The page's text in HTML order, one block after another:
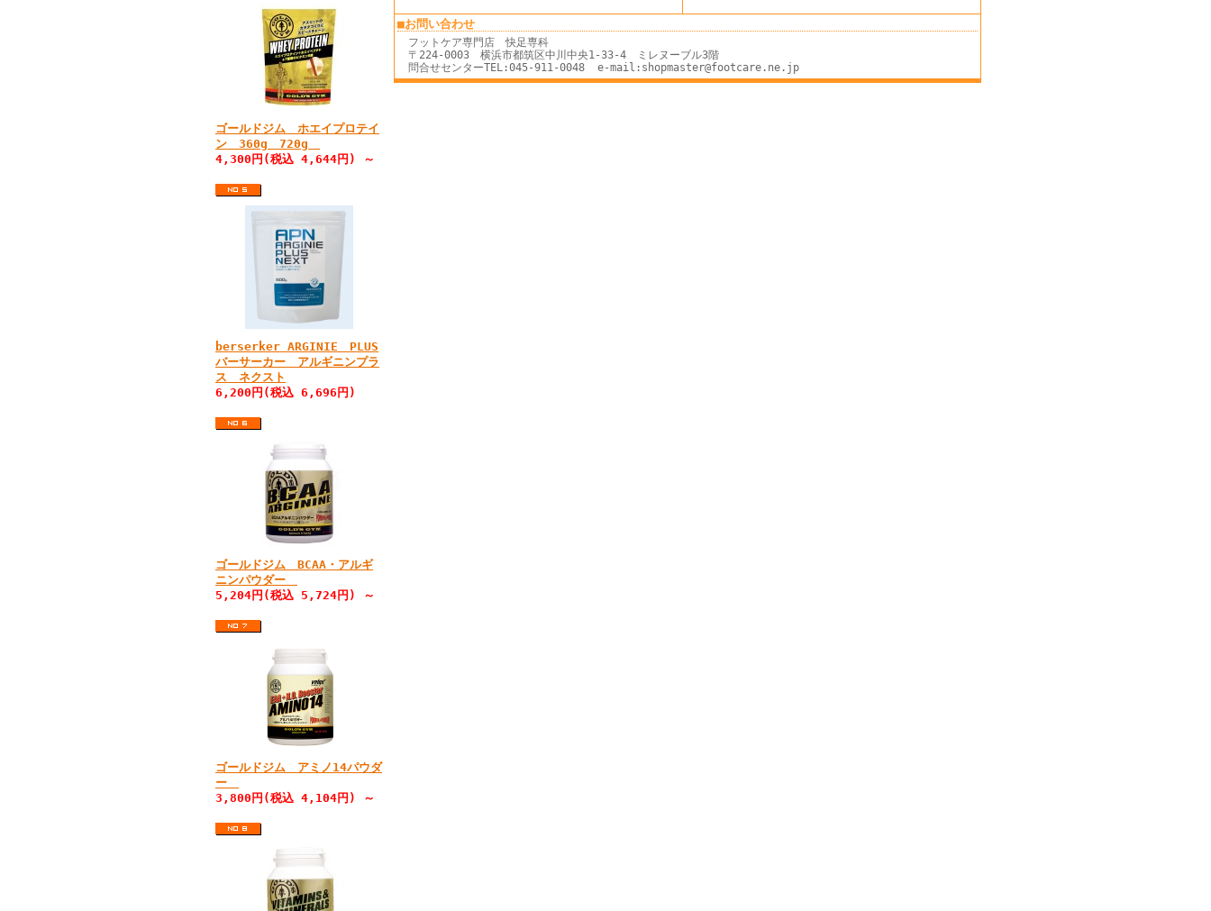
ゴールドジム ホエイプロテイ
ン 360g 720g
4,300円(税込 4,644円) ～
berserker ARGINIE PLUS
バーサーカー アルギニンプラ
ス ネクスト
6,200円(税込 6,696円)
ゴールドジム BCAA・アルギ
ニンパウダー
5,204円(税込 5,724円) ～
ゴールドジム アミノ14パウダ
ー
3,800円(税込 4,104円) ～
■お問い合わせ
フットケア専門店 快足専科
〒224-0003 横浜市都筑区中川中央1-33-4 ミレヌーブル3階
問合せセンターTEL:045-911-0048 e-mail:shopmaster@footcare.ne.jp